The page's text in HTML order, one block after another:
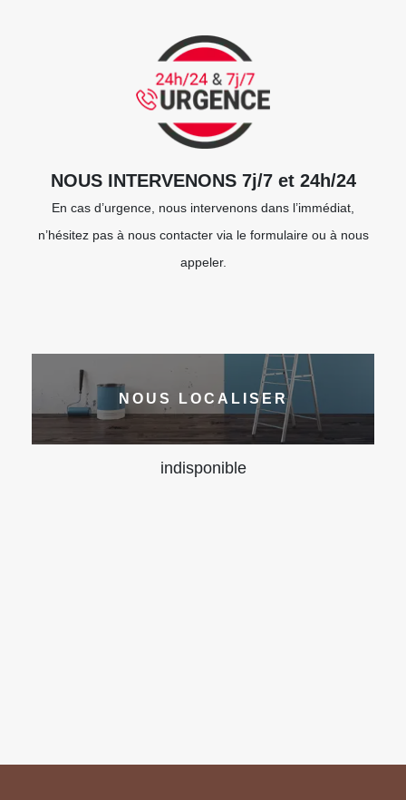
NOUS INTERVENONS 7j/7 et 24h/24
En cas d’urgence, nous intervenons dans l’immédiat,
n’hésitez pas à nous contacter via le formulaire ou à nous
appeler.
NOUS LOCALISER
indisponible